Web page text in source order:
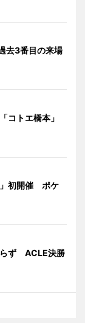
去3番目の来場
コトエ橋本」
」初開催 ポケ
らず ACLE決勝